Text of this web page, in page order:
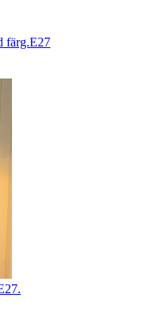
färg.E27